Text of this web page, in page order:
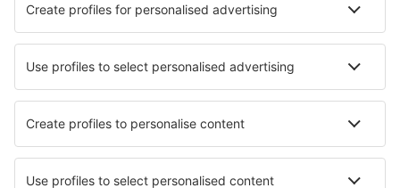
Läs mer
Mobilapp
Flygbolag
SAS
Ryanair
Lufthansa
Norwegian